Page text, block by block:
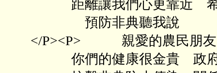
距離讓我們心更靠近 希
預防非典聽我說 詞：
</P><P> 親愛的農民朋
你們的健康很金貴 政府